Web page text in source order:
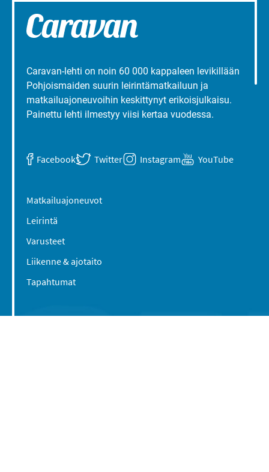
Caravan-lehti on noin 60 000 kappaleen levikillään
Pohjoismaiden suurin leirintämatkailuun ja
matkailuajoneuvoihin keskittynyt erikoisjulkaisu.
Painettu lehti ilmestyy viisi kertaa vuodessa.
Facebook Twitter Instagram YouTube
Matkailuajoneuvot
Leirintä
Varusteet
Liikenne & ajotaito
Tapahtumat